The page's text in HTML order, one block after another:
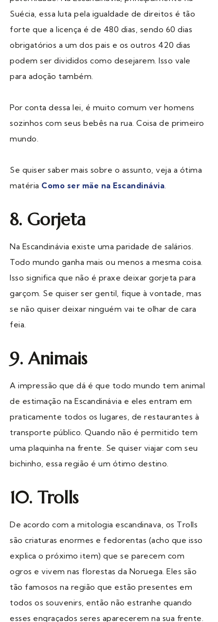
Suécia, essa luta pela igualdade de direitos é tão
forte que a licença é de 480 dias, sendo 60 dias
obrigatórios a um dos pais e os outros 420 dias
podem ser divididos como desejarem. Isso vale
para adoção também.
Por conta dessa lei, é muito comum ver homens
sozinhos com seus bebês na rua. Coisa de primeiro
mundo.
Se quiser saber mais sobre o assunto, veja a ótima
matéria Como ser mãe na Escandinávia.
8. Gorjeta
Na Escandinávia existe uma paridade de salários.
Todo mundo ganha mais ou menos a mesma coisa.
Isso significa que não é praxe deixar gorjeta para
garçom. Se quiser ser gentil, fique à vontade, mas
se não quiser deixar ninguém vai te olhar de cara
feia.
9. Animais
A impressão que dá é que todo mundo tem animal
de estimação na Escandinávia e eles entram em
praticamente todos os lugares, de restaurantes à
transporte público. Quando não é permitido tem
uma plaquinha na frente. Se quiser viajar com seu
bichinho, essa região é um ótimo destino.
10. Trolls
De acordo com a mitologia escandinava, os Trolls
são criaturas enormes e fedorentas (acho que isso
explica o próximo item) que se parecem com
ogros e vivem nas florestas da Noruega. Eles são
tão famosos na região que estão presentes em
todos os souvenirs, então não estranhe quando
esses engraçados seres aparecerem na sua frente.